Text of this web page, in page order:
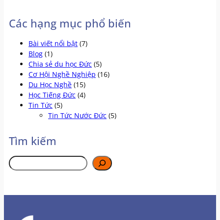
Các hạng mục phổ biến
Bài viết nổi bật (7)
Blog (1)
Chia sẻ du học Đức (5)
Cơ Hội Nghề Nghiệp (16)
Du Học Nghề (15)
Học Tiếng Đức (4)
Tin Tức (5)
Tin Tức Nước Đức (5)
Tìm kiếm
Tìm
kiếm